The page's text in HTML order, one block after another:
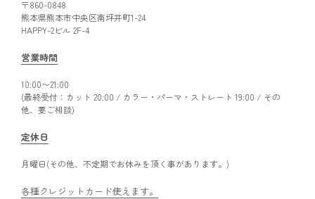
〒860-0848
熊本県熊本市中央区南坪井町1-24
HAPPY-2ビル 2F-4
営業時間
10:00〜21:00
(最終受付：カット 20:00 / カラー・パーマ・ストレート 19:00 / その
他、要ご相談)
定休日
月曜日(その他、不定期でお休みを頂く事があります。)
各種クレジットカード使えます。